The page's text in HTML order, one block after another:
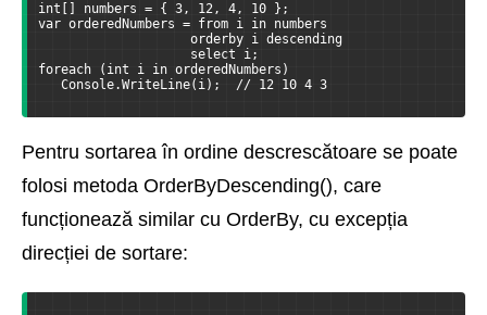
int[] numbers = { 3, 12, 4, 10 };
var orderedNumbers = from i in numbers
orderby i descending
select i;
foreach (int i in orderedNumbers)
Console.WriteLine(i);  // 12 10 4 3
Pentru sortarea în ordine descrescătoare se poate
folosi metoda OrderByDescending(), care
funcționează similar cu OrderBy, cu excepția
direcției de sortare: